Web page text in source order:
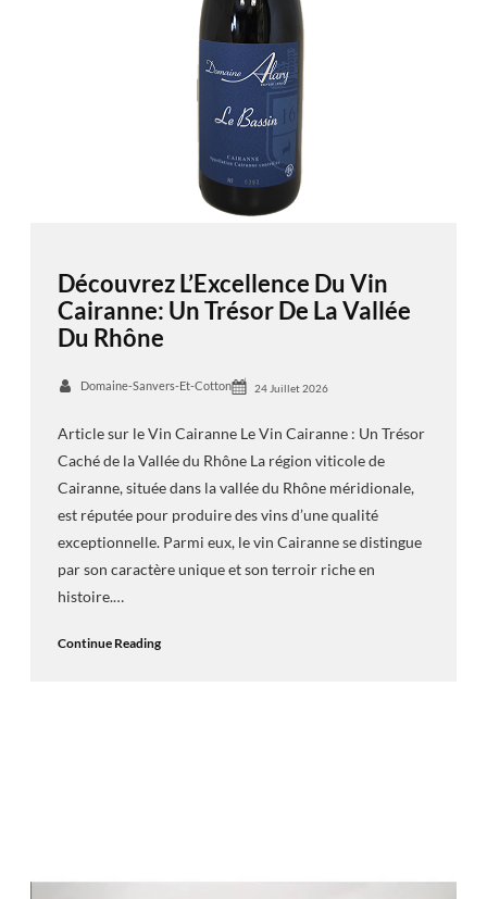
Découvrez L’Excellence Du Vin
Cairanne: Un Trésor De La Vallée
Du Rhône
Domaine-Sanvers-Et-Cotton 24 Juillet 2026
Article sur le Vin Cairanne Le Vin Cairanne : Un Trésor
Caché de la Vallée du Rhône La région viticole de
Cairanne, située dans la vallée du Rhône méridionale,
est réputée pour produire des vins d’une qualité
exceptionnelle. Parmi eux, le vin Cairanne se distingue
par son caractère unique et son terroir riche en
histoire.…
Continue Reading